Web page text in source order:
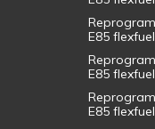
E85
E85
E85